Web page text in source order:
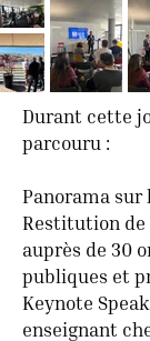
Durant cette
parcouru :
Panorama sur
Restitution de
auprès de 30
publiques et
Keynote
enseignant